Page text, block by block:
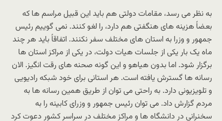
به نظر می رسد، مقامات دولتی هم باید این قبیل مراسم ها که
بعضاً هزینه های هنگفتی هم دارد، را لغو کنند. نمی گوییم رئیس
جمهور و وزرا به استان های مختلف سفر نکنند. اتفاقاً باید هر چند
ماه یک بار یکی از جلسات هیات دولت، در یکی از مراکز استان ها
برگزار شود. اما بدون هیاهو و این گونه صحنه های رقت انگیز. الان
رسانه ها گسترش یافته است. هر استانی برای خود شبکه رادیویی
و تلویزیونی دارد. به راحتی می توان از طریق همین رسانه ها به
مردم گزارش داد. می توان رئیس جمهور و وزرای کابینه را به
سخنرانی در دانشگاه ها و مراکز مختلف در سراسر کشور دعوت کرد